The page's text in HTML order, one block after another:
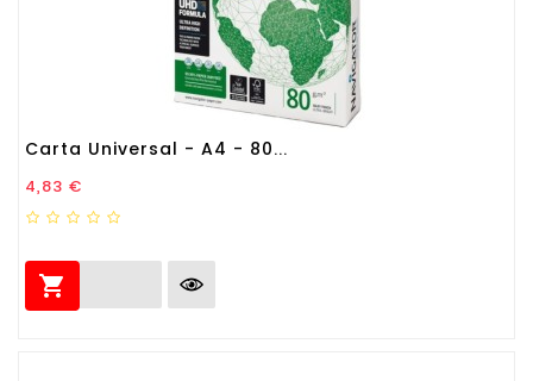
Carta Universal - A4 - 80...
Prezzo
4,83 €
